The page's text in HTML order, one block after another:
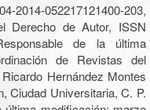
052217121400-203,
Derecho de Autor, ISSN
de la última
de Revistas del
Hernández Montes
Ciudad Universitaria, C. P.